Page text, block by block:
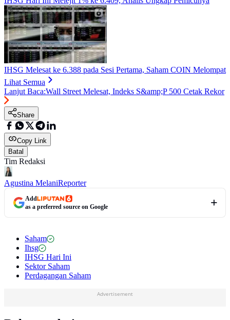
IHSG Melesat ke 6.388 pada Sesi Pertama, Saham COIN Melompat
Lihat Semua
Lanjut Baca:Wall Street Melesat, Indeks S&amp;P 500 Cetak Rekor
Share
Copy Link
Batal
Tim Redaksi
Agustina MelaniReporter
Add
as a preferred source on Google
Saham
Ihsg
IHSG Hari Ini
Sektor Saham
Perdagangan Saham
Advertisement